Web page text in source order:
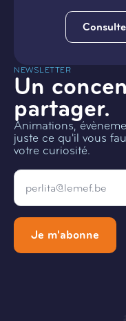
NEWSLETTER
Un
partager.
Animations,
juste ce qu'il vous
votre curiosité.
Email
Je m'abonne